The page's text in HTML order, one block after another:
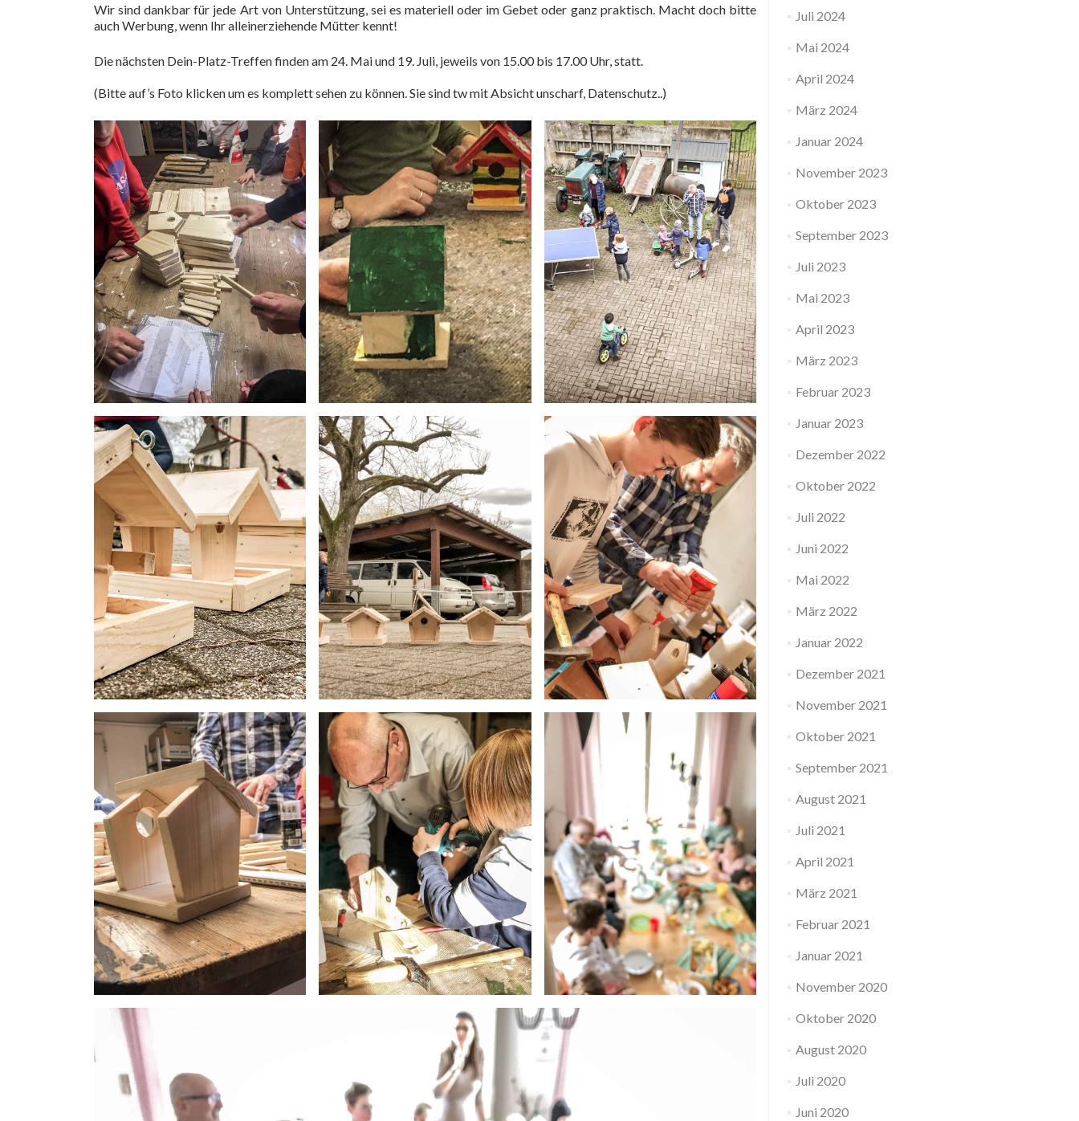
Wir sind dankbar für jede Art von Unterstützung, sei es materiell oder im Gebet oder ganz praktisch. Macht doch bitte
auch Werbung, wenn Ihr alleinerziehende Mütter kennt!
Die nächsten Dein-Platz-Treffen finden am 24. Mai und 19. Juli, jeweils von 15.00 bis 17.00 Uhr, statt.
(Bitte auf’s Foto klicken um es komplett sehen zu können. Sie sind tw mit Absicht unscharf, Datenschutz..)
Juli 2024
Mai 2024
April 2024
März 2024
Januar 2024
November 2023
Oktober 2023
September 2023
Juli 2023
Mai 2023
April 2023
März 2023
Februar 2023
Januar 2023
Dezember 2022
Oktober 2022
Juli 2022
Juni 2022
Mai 2022
März 2022
Januar 2022
Dezember 2021
November 2021
Oktober 2021
September 2021
August 2021
Juli 2021
April 2021
März 2021
Februar 2021
Januar 2021
November 2020
Oktober 2020
August 2020
Juli 2020
Juni 2020